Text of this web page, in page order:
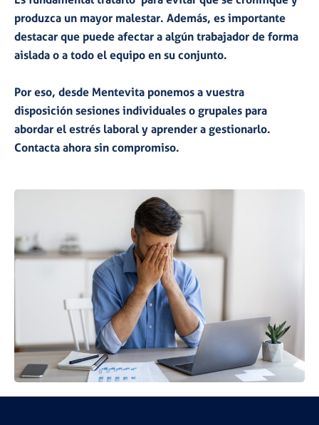
produzca un mayor malestar. Además, es importante
destacar que puede afectar a algún trabajador de forma
aislada o a todo el equipo en su conjunto.
Por eso, desde Mentevita ponemos a vuestra
disposición sesiones individuales o grupales para
abordar el estrés laboral y aprender a gestionarlo.
Contacta ahora sin compromiso.